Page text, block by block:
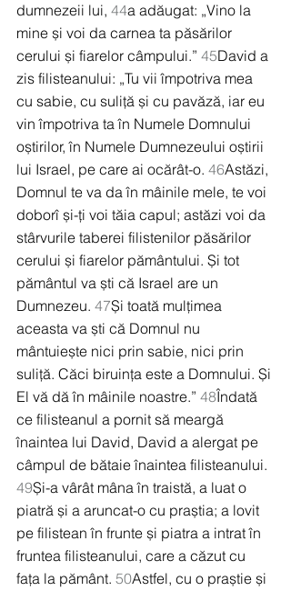
dumnezeii lui, 44a adăugat: „Vino la
mine și voi da carnea ta păsărilor
cerului și fiarelor câmpului.” 45David a
zis filisteanului: „Tu vii împotriva mea
cu sabie, cu suliță și cu pavăză, iar eu
vin împotriva ta în Numele Domnului
oștirilor, în Numele Dumnezeului oștirii
lui Israel, pe care ai ocărât-o. 46Astăzi,
Domnul te va da în mâinile mele, te voi
doborî și-ți voi tăia capul; astăzi voi da
stârvurile taberei filistenilor păsărilor
cerului și fiarelor pământului. Și tot
pământul va ști că Israel are un
Dumnezeu. 47Și toată mulțimea
aceasta va ști că Domnul nu
mântuiește nici prin sabie, nici prin
suliță. Căci biruința este a Domnului. Și
El vă dă în mâinile noastre.” 48Îndată
ce filisteanul a pornit să meargă
înaintea lui David, David a alergat pe
câmpul de bătaie înaintea filisteanului.
49Și-a vârât mâna în traistă, a luat o
piatră și a aruncat-o cu praștia; a lovit
pe filistean în frunte și piatra a intrat în
fruntea filisteanului, care a căzut cu
fața la pământ. 50Astfel, cu o praștie și